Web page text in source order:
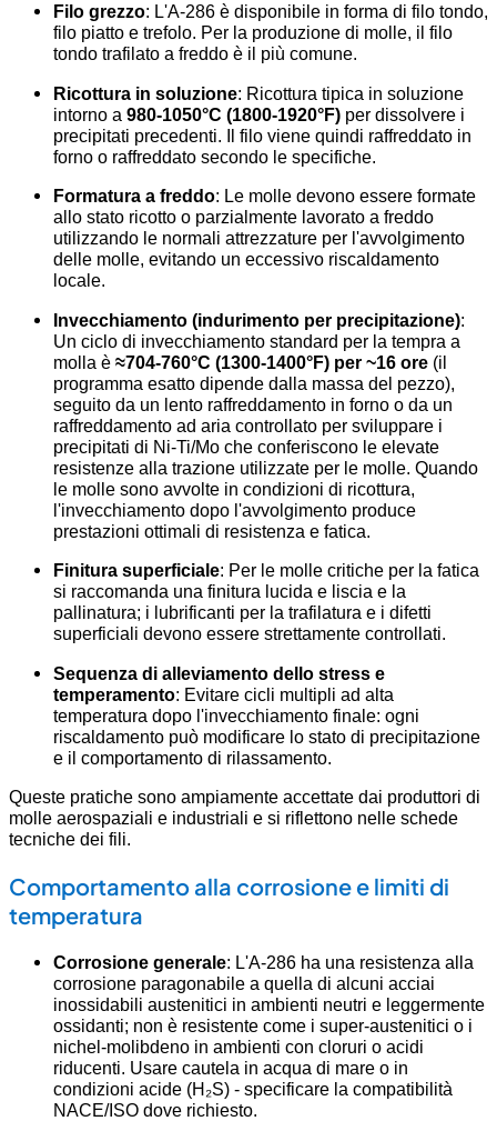
Filo grezzo: L'A-286 è disponibile in forma di filo tondo,
filo piatto e trefolo. Per la produzione di molle, il filo
tondo trafilato a freddo è il più comune.
Ricottura in soluzione: Ricottura tipica in soluzione
intorno a 980-1050°C (1800-1920°F) per dissolvere i
precipitati precedenti. Il filo viene quindi raffreddato in
forno o raffreddato secondo le specifiche.
Formatura a freddo: Le molle devono essere formate
allo stato ricotto o parzialmente lavorato a freddo
utilizzando le normali attrezzature per l'avvolgimento
delle molle, evitando un eccessivo riscaldamento
locale.
Invecchiamento (indurimento per precipitazione):
Un ciclo di invecchiamento standard per la tempra a
molla è ≈704-760°C (1300-1400°F) per ~16 ore (il
programma esatto dipende dalla massa del pezzo),
seguito da un lento raffreddamento in forno o da un
raffreddamento ad aria controllato per sviluppare i
precipitati di Ni-Ti/Mo che conferiscono le elevate
resistenze alla trazione utilizzate per le molle. Quando
le molle sono avvolte in condizioni di ricottura,
l'invecchiamento dopo l'avvolgimento produce
prestazioni ottimali di resistenza e fatica.
Finitura superficiale: Per le molle critiche per la fatica
si raccomanda una finitura lucida e liscia e la
pallinatura; i lubrificanti per la trafilatura e i difetti
superficiali devono essere strettamente controllati.
Sequenza di alleviamento dello stress e
temperamento: Evitare cicli multipli ad alta
temperatura dopo l'invecchiamento finale: ogni
riscaldamento può modificare lo stato di precipitazione
e il comportamento di rilassamento.
Queste pratiche sono ampiamente accettate dai produttori di
molle aerospaziali e industriali e si riflettono nelle schede
tecniche dei fili.
Comportamento alla corrosione e limiti di
temperatura
Corrosione generale: L'A-286 ha una resistenza alla
corrosione paragonabile a quella di alcuni acciai
inossidabili austenitici in ambienti neutri e leggermente
ossidanti; non è resistente come i super-austenitici o i
nichel-molibdeno in ambienti con cloruri o acidi
riducenti. Usare cautela in acqua di mare o in
condizioni acide (H₂S) - specificare la compatibilità
NACE/ISO dove richiesto.